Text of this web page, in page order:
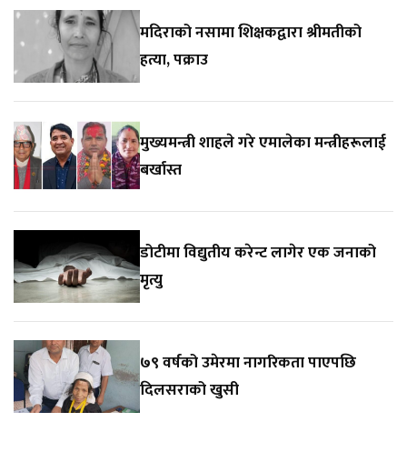
मदिराको नसामा शिक्षकद्वारा श्रीमतीको
हत्या, पक्राउ
मुख्यमन्त्री शाहले गरे एमालेका मन्त्रीहरूलाई
बर्खास्त
डोटीमा विद्युतीय करेन्ट लागेर एक जनाको
मृत्यु
७९ वर्षको उमेरमा नागरिकता पाएपछि
दिलसराको खुसी